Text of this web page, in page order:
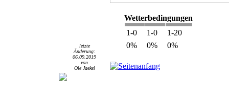
Wetterbedingungen
1-0
1-0
1-20
0%
0% 0%
Seitenanfang
letzte
Änderung:
06.09.2019
von
Ole Jaekel